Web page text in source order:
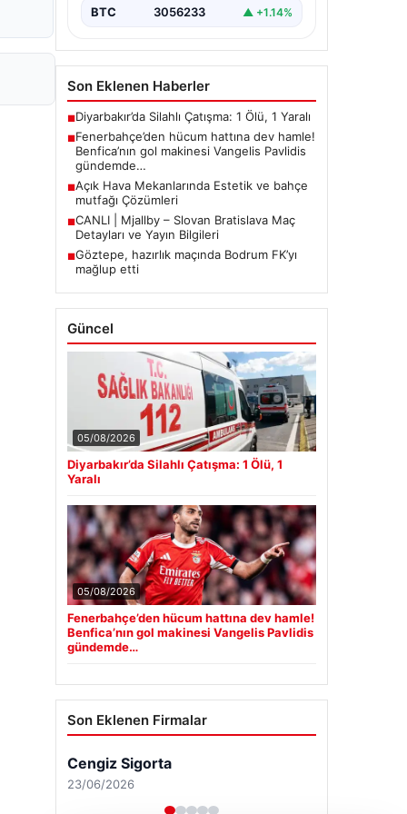
BTC 3056233 ▲ +1.14%
Son Eklenen Haberler
■Diyarbakır’da Silahlı Çatışma: 1 Ölü, 1 Yaralı
■Fenerbahçe’den hücum hattına dev hamle!
Benfica’nın gol makinesi Vangelis Pavlidis
gündemde…
■Açık Hava Mekanlarında Estetik ve bahçe
mutfağı Çözümleri
■CANLI | Mjallby – Slovan Bratislava Maç
Detayları ve Yayın Bilgileri
■Göztepe, hazırlık maçında Bodrum FK’yı
mağlup etti
Güncel
05/08/2026
Diyarbakır’da Silahlı Çatışma: 1 Ölü, 1
Yaralı
05/08/2026
Fenerbahçe’den hücum hattına dev hamle!
Benfica’nın gol makinesi Vangelis Pavlidis
gündemde…
Son Eklenen Firmalar
Cengiz Sigorta
23/06/2026